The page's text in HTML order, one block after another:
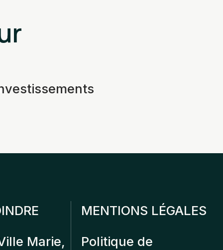
Marie,
MENTIONS LÉGALES
Politique de